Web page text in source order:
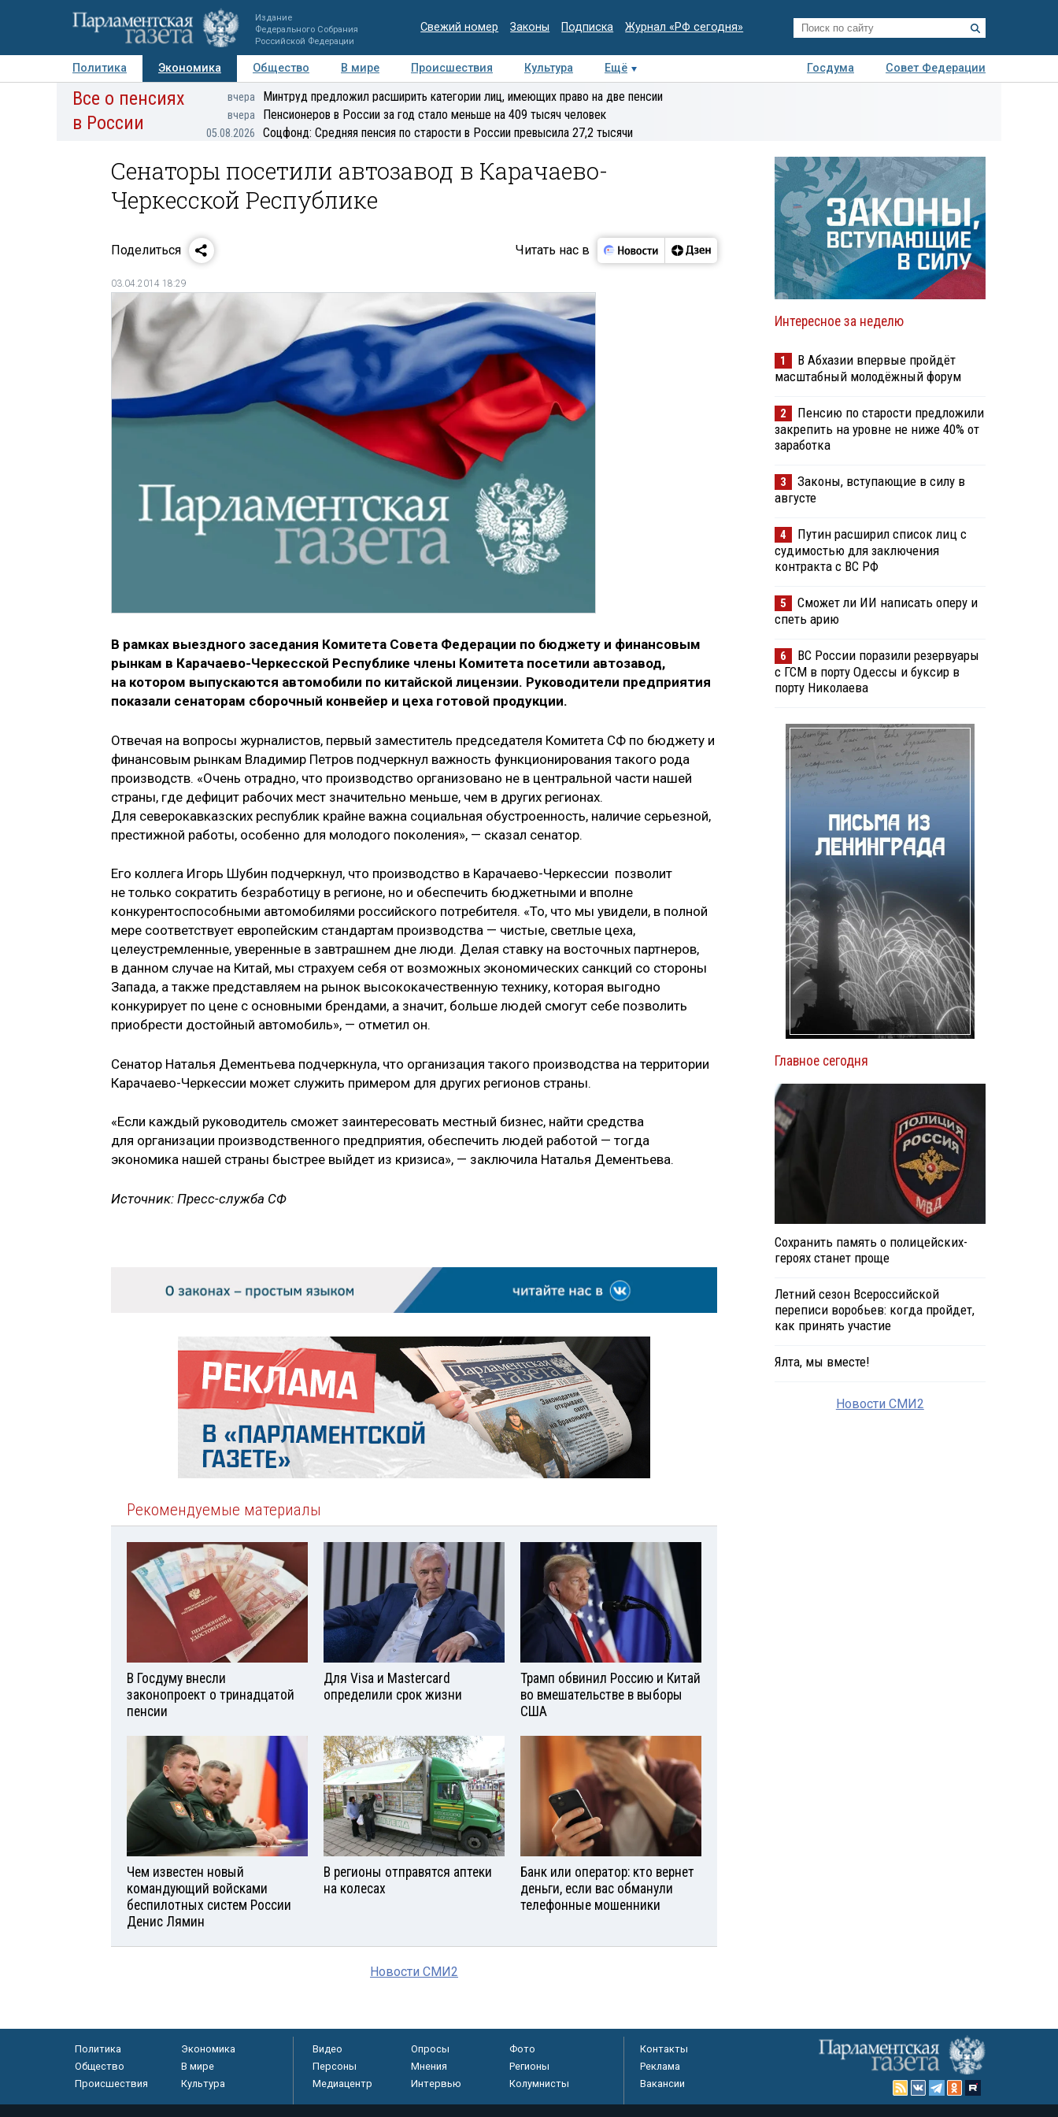
Издание
Федерального Собрания
Российской Федерации
Свежий номер Законы Подписка Журнал «РФ сегодня»
Политика Экономика Общество В мире Происшествия Культура Ещё Госдума
Совет Федерации
Авторы Персоны Мнения Регионы Медиацентр Интервью Колумнисты
Деловая
Все о пенсиях
в России
вчера Минтруд предложил расширить категории лиц, имеющих право на две пенсии
вчера Пенсионеров в России за год стало меньше на 409 тысяч человек
05.08.2026 Соцфонд: Средняя пенсия по старости в России превысила 27,2 тысячи
Сенаторы посетили автозавод в Карачаево-
Черкесской Республике
Поделиться Читать нас в
03.04.2014 18:29
В рамках выездного заседания Комитета Совета Федерации по бюджету и финансовым
рынкам в Карачаево-Черкесской Республике члены Комитета посетили автозавод,
на котором выпускаются автомобили по китайской лицензии. Руководители предприятия
показали сенаторам сборочный конвейер и цеха готовой продукции.
Отвечая на вопросы журналистов, первый заместитель председателя Комитета СФ по бюджету и
финансовым рынкам Владимир Петров подчеркнул важность функционирования такого рода
производств. «Очень отрадно, что производство организовано не в центральной части нашей
страны, где дефицит рабочих мест значительно меньше, чем в других регионах.
Для северокавказских республик крайне важна социальная обустроенность, наличие серьезной,
престижной работы, особенно для молодого поколения», — сказал сенатор.
Его коллега Игорь Шубин подчеркнул, что производство в Карачаево-Черкессии позволит
не только сократить безработицу в регионе, но и обеспечить бюджетными и вполне
конкурентоспособными автомобилями российского потребителя. «То, что мы увидели, в полной
мере соответствует европейским стандартам производства — чистые, светлые цеха,
целеустремленные, уверенные в завтрашнем дне люди. Делая ставку на восточных партнеров,
в данном случае на Китай, мы страхуем себя от возможных экономических санкций со стороны
Запада, а также представляем на рынок высококачественную технику, которая выгодно
конкурирует по цене с основными брендами, а значит, больше людей смогут себе позволить
приобрести достойный автомобиль», — отметил он.
Сенатор Наталья Дементьева подчеркнула, что организация такого производства на территории
Карачаево-Черкессии может служить примером для других регионов страны.
«Если каждый руководитель сможет заинтересовать местный бизнес, найти средства
для организации производственного предприятия, обеспечить людей работой — тогда
экономика нашей страны быстрее выйдет из кризиса», — заключила Наталья Дементьева.
Источник: Пресс-служба СФ
Рекомендуемые материалы
В Госдуму внесли
законопроект о тринадцатой
пенсии
Для Visа и Mastercard
определили срок жизни
Трамп обвинил Россию и Китай
во вмешательстве в выборы
США
Чем известен новый
командующий войсками
беспилотных систем России
Денис Лямин
В регионы отправятся аптеки
на колесах
Банк или оператор: кто вернет
деньги, если вас обманули
телефонные мошенники
Новости СМИ2
Интересное за неделю
1
В Абхазии впервые пройдёт
масштабный молодёжный форум
2
Пенсию по старости предложили
закрепить на уровне не ниже 40% от
заработка
3
Законы, вступающие в силу в
августе
4
Путин расширил список лиц с
судимостью для заключения
контракта с ВС РФ
5
Сможет ли ИИ написать оперу и
спеть арию
6
ВС России поразили резервуары
с ГСМ в порту Одессы и буксир в
порту Николаева
Главное сегодня
Сохранить память о полицейских-
героях станет проще
Летний сезон Всероссийской
переписи воробьев: когда пройдет,
как принять участие
Ялта, мы вместе!
Новости СМИ2
Политика
Экономика
Общество
В мире
Происшествия
Культура
Видео Опросы
Фото
Персоны
Мнения
Регионы
Медиацентр
Интервью Колумнисты
Контакты
Реклама
Вакансии